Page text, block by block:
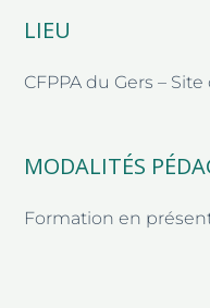
LIEU
CFPPA du Gers –
MODALITÉS
Formation en